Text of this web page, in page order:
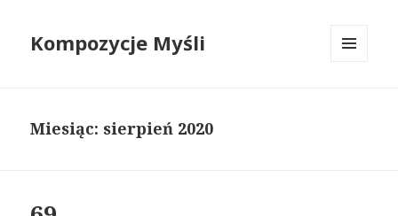
Kompozycje Myśli
Miesiąc: sierpień 2020